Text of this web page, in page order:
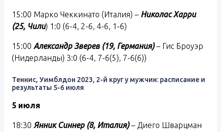
15:00 Марко Чеккинато (Италия) – Николас Харри
(25, Чили) 1:0 (6-4, 2-6, 4-6, 1-6)
15:00 Александр Зверев (19, Германия)– Гис Броуэр
(Нидерланды) 3:0 (6-4, 7-6(5), 7-6(6))
Теннис, Уимблдон 2023, 2-й круг у мужчин: расписание и
результаты 5-6 июля
5 июля
18:30 Янник Синнер (8, Италия)– Диего Шварцман